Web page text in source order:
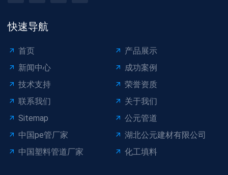
快速导航
首页
产品展示
新闻中心
成功案例
技术支持
荣誉资质
联系我们
关于我们
Sitemap
公元管道
中国pe管厂家
湖北公元建材有限公司
中国塑料管道厂家
化工填料